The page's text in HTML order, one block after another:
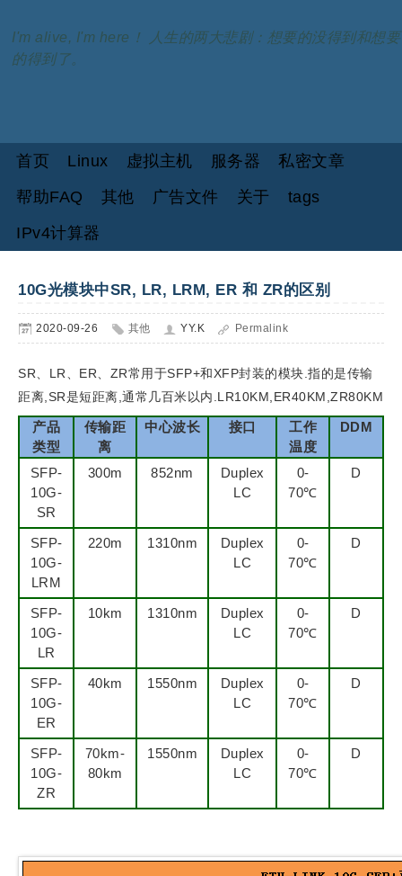
I'm alive, I'm here！ 人生的两大悲剧：想要的没得到和想要
的得到了。
首页 Linux 虚拟主机 服务器
私密文章
帮助FAQ
其他 广告文件 关于
tags
IPv4计算器
10G光模块中SR, LR, LRM, ER 和 ZR的区别
2020-09-26 其他 YY.K Permalink
SR、LR、ER、ZR常用于SFP+和XFP封装的模块.指的是传输
距离,SR是短距离,通常几百米以内.LR10KM,ER40KM,ZR80KM
产品
类型
传输距
离
中心波长 接口
工作
温度
DDM
SFP-
10G-
SR
300m 852nm
Duplex
LC
0-
70℃
D
SFP-
10G-
LRM
220m 1310nm
Duplex
LC
0-
70℃
D
SFP-
10G-
LR
10km 1310nm
Duplex
LC
0-
70℃
D
SFP-
10G-
ER
40km 1550nm
Duplex
LC
0-
70℃
D
SFP-
10G-
ZR
70km-
80km
1550nm
Duplex
LC
0-
70℃
D